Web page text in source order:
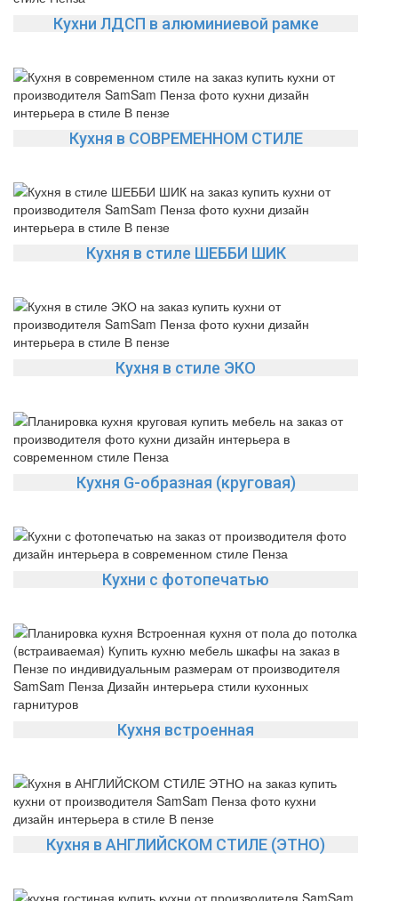
Кухни ЛДСП в алюминиевой рамке
Кухня в СОВРЕМЕННОМ СТИЛЕ
Кухня в стиле ШЕББИ ШИК
Кухня в стиле ЭКО
Кухня G-образная (круговая)
Кухни с фотопечатью
Кухня встроенная
Кухня в АНГЛИЙСКОМ СТИЛЕ (ЭТНО)